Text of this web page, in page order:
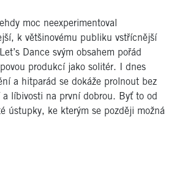
moc neexperimentoval
k většinovému publiku vstřícnější
Dance svým obsahem pořád
produkcí jako solitér. I dnes
a hitparád se dokáže prolnout bez
a líbivosti na první dobrou. Byť to od
ústupky, ke kterým se později možná